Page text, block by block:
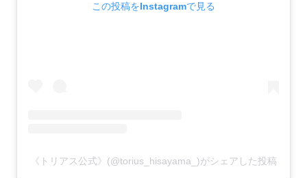
この投稿をInstagramで見る
《トリアス公式》(@torius_hisayama_)がシェアした投稿